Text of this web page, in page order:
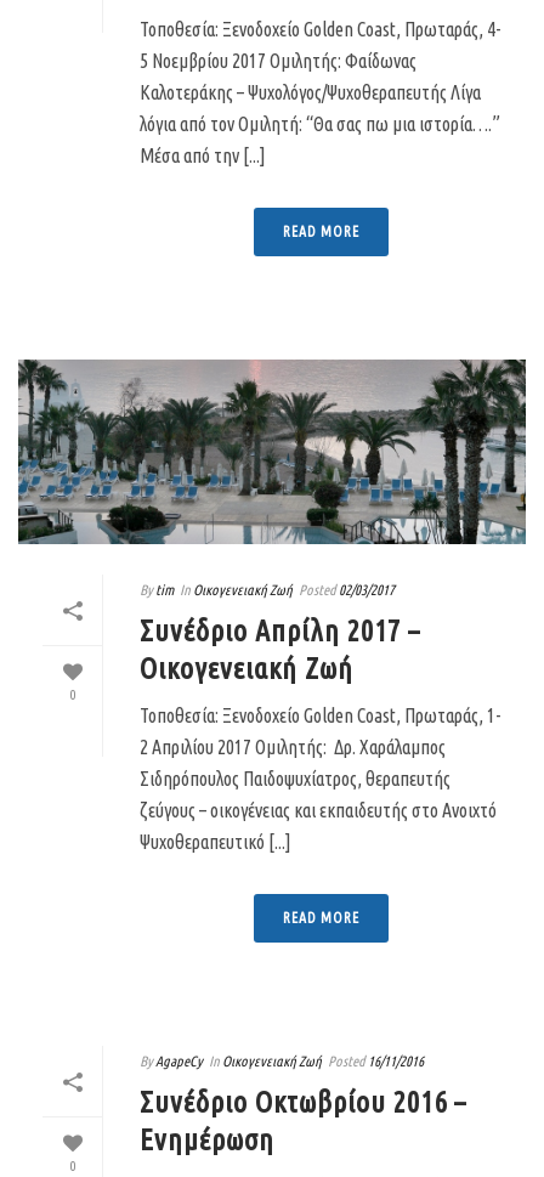
Τοποθεσία: Ξενοδοχείο Golden Coast, Πρωταράς, 4-
5 Νοεμβρίου 2017 Ομιλητής: Φαίδωνας
Καλοτεράκης – Ψυχολόγος/Ψυχοθεραπευτής Λίγα
λόγια από τον Ομιλητή: “Θα σας πω μια ιστορία….”
Μέσα από την [...]
READ MORE
0
By tim In Οικογενειακή Ζωή Posted 02/03/2017
Συνέδριο Απρίλη 2017 –
Οικογενειακή Ζωή
Τοποθεσία: Ξενοδοχείο Golden Coast, Πρωταράς, 1-
2 Απριλίου 2017 Ομιλητής: Δρ. Χαράλαμπος
Σιδηρόπουλος Παιδοψυχίατρος, θεραπευτής
ζεύγους – οικογένειας και εκπαιδευτής στο Ανοιχτό
Ψυχοθεραπευτικό [...]
READ MORE
0
By AgapeCy In Οικογενειακή Ζωή Posted 16/11/2016
Συνέδριο Οκτωβρίου 2016 –
Ενημέρωση